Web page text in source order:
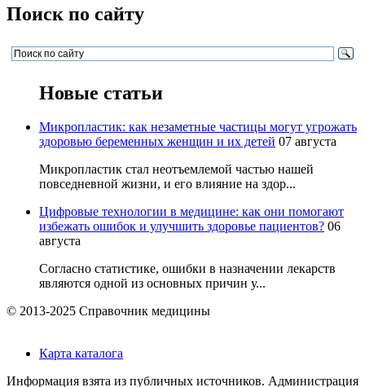
Поиск по сайту
Новые статьи
Микропластик: как незаметные частицы могут угрожать
здоровью беременных женщин и их детей 07 августа
Микропластик стал неотъемлемой частью нашей
повседневной жизни, и его влияние на здор...
Цифровые технологии в медицине: как они помогают
избежать ошибок и улучшить здоровье пациентов? 06
августа
Согласно статистике, ошибки в назначении лекарств
являются одной из основных причин у...
© 2013-2025 Справочник медицины
Карта каталога
Информация взята из публичных источников. Администрация